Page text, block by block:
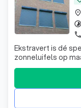
Ekstravert is dé
zonneluifels op
bieden we
prijzen, met een
plaatsing. Bezoek
advies en inspiratie.
place
timelapse
phone